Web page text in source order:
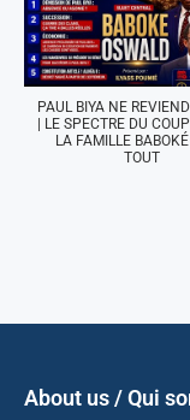
PAUL BIYA NE
| LE SPECTRE DU
LA FAMILLE
TOUT
About us / Qui